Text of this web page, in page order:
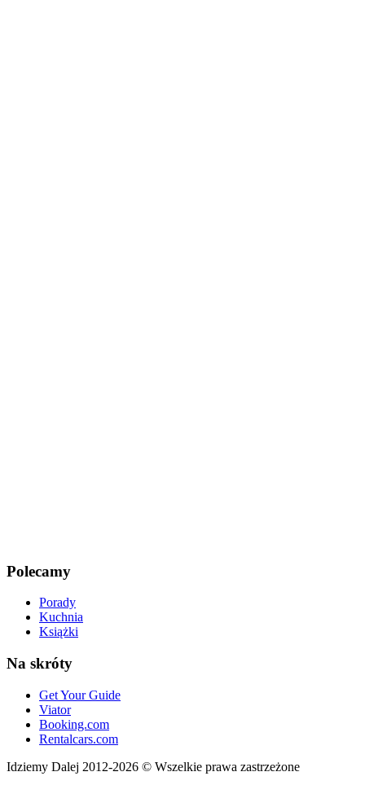
Polecamy
Porady
Kuchnia
Książki
Na skróty
Get Your Guide
Viator
Booking.com
Rentalcars.com
Idziemy Dalej 2012-2026 © Wszelkie prawa zastrzeżone